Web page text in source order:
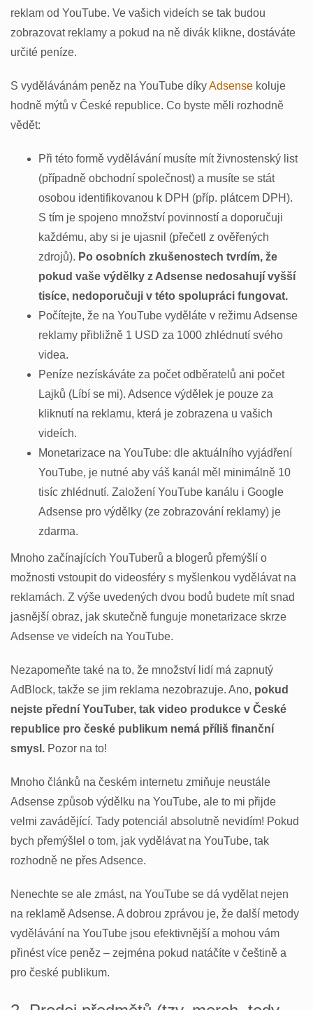
reklam od YouTube. Ve vašich videích se tak budou
zobrazovat reklamy a pokud na ně divák klikne, dostáváte
určité peníze.
S vydělávánám peněz na YouTube díkyAdsense koluje
hodně mýtů v České republice. Co byste měli rozhodně
vědět:
Při této formě vydělávání musíte mít živnostenský list
(případně obchodní společnost) a musíte se stát
osobou identifikovanou k DPH (příp. plátcem DPH).
S tím je spojeno množství povinností a doporučuji
každému, aby si je ujasnil (přečetl z ověřených
zdrojů). Po osobních zkušenostech tvrdím, že
pokud vaše výdělky z Adsense nedosahují vyšší
tisíce, nedoporučuji v této spolupráci fungovat.
Počítejte, že na YouTube vyděláte v režimu Adsense
reklamy přibližně 1 USD za 1000 zhlédnutí svého
videa.
Peníze nezískáváte za počet odběratelů ani počet
Lajků (Líbí se mi). Adsence výdělek je pouze za
kliknutí na reklamu, která je zobrazena u vašich
videích.
Monetarizace na YouTube: dle aktuálního vyjádření
YouTube, je nutné aby váš kanál měl minimálně 10
tisíc zhlédnutí. Založení YouTube kanálu i Google
Adsense pro výdělky (ze zobrazování reklamy) je
zdarma.
Mnoho začínajících YouTuberů a blogerů přemýšlí o
možnosti vstoupit do videosféry s myšlenkou vydělávat na
reklamách. Z výše uvedených dvou bodů budete mít snad
jasnější obraz, jak skutečně funguje monetarizace skrze
Adsense ve videích na YouTube.
Nezapomeňte také na to, že množství lidí má zapnutý
AdBlock, takže se jim reklama nezobrazuje. Ano, pokud
nejste přední YouTuber, tak video produkce v České
republice pro české publikum nemá příliš finanční
smysl. Pozor na to!
Mnoho článků na českém internetu zmiňuje neustále
Adsense způsob výdělku na YouTube, ale to mi přijde
velmi zavádějící. Tady potenciál absolutně nevidím! Pokud
bych přemýšlel o tom, jak vydělávat na YouTube, tak
rozhodně ne přes Adsence.
Nenechte se ale zmást, na YouTube se dá vydělat nejen
na reklamě Adsense. A dobrou zprávou je, že další metody
vydělávání na YouTube jsou efektivnější a mohou vám
přinést více peněz – zejména pokud natáčíte v češtině a
pro české publikum.